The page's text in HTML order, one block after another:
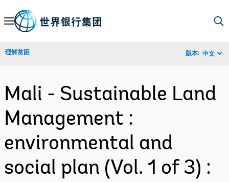
Skip
Navigation
理解贫困 版本: 中文
Mali - Sustainable Land
Management :
environmental and
social plan (Vol. 1 of 3) :